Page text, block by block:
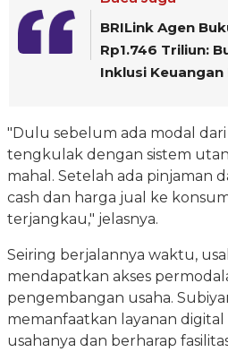
BRILink Agen
Rp1.746 Triliun:
Inklusi Keuangan
"Dulu sebelum ada modal dari
tengkulak dengan sistem
mahal. Setelah ada pinjaman
cash dan harga jual ke
terjangkau," jelasnya.
Seiring berjalannya waktu,
mendapatkan akses
pengembangan usaha.
memanfaatkan layanan
usahanya dan berharap